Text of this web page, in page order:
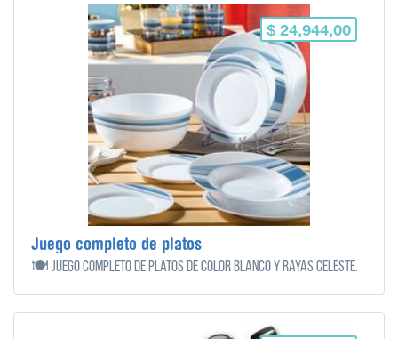
$ 24,944,00
Juego completo de platos
🍽️ Juego completo de platos de color blanco y rayas celeste.